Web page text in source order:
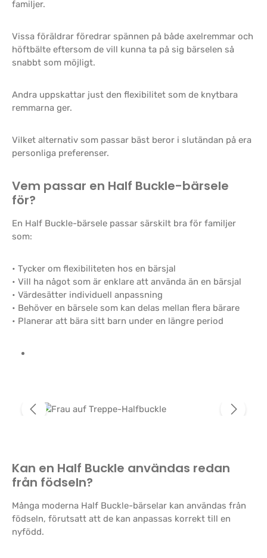
familjer.
Vissa föräldrar föredrar spännen på både axelremmar och
höftbälte eftersom de vill kunna ta på sig bärselen så
snabbt som möjligt.
Andra uppskattar just den flexibilitet som de knytbara
remmarna ger.
Vilket alternativ som passar bäst beror i slutändan på era
personliga preferenser.
Vem passar en Half Buckle-bärsele
för?
En Half Buckle-bärsele passar särskilt bra för familjer
som:
• Tycker om flexibiliteten hos en bärsjal
• Vill ha något som är enklare att använda än en bärsjal
• Värdesätter individuell anpassning
• Behöver en bärsele som kan delas mellan flera bärare
• Planerar att bära sitt barn under en längre period
Hoppa över bildgalleri
Kan en Half Buckle användas redan
från födseln?
Många moderna Half Buckle-bärselar kan användas från
födseln, förutsatt att de kan anpassas korrekt till en
nyfödd.